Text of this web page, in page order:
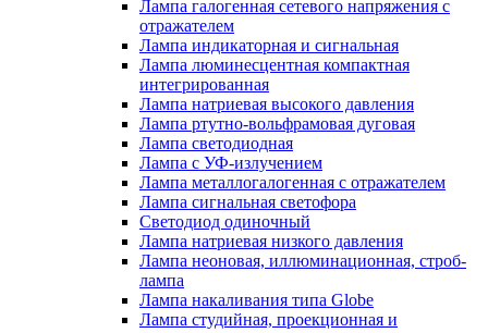
Лампа галогенная сетевого напряжения с
отражателем
Лампа индикаторная и сигнальная
Лампа люминесцентная компактная
интегрированная
Лампа натриевая высокого давления
Лампа ртутно-вольфрамовая дуговая
Лампа светодиодная
Лампа с УФ-излучением
Лампа металлогалогенная с отражателем
Лампа сигнальная светофора
Светодиод одиночный
Лампа натриевая низкого давления
Лампа неоновая, иллюминационная, строб-
лампа
Лампа накаливания типа Globe
Лампа студийная, проекционная и